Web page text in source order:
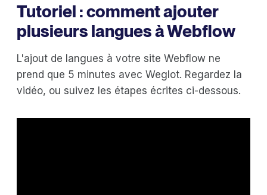
Tutoriel : comment ajouter
plusieurs langues à Webflow
L'ajout de langues à votre site Webflow ne
prend que 5 minutes avec Weglot. Regardez la
vidéo, ou suivez les étapes écrites ci-dessous.